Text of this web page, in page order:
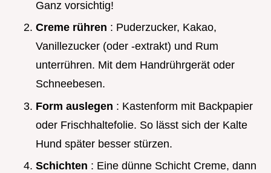
Ganz vorsichtig!
Creme rühren : Puderzucker, Kakao,
Vanillezucker (oder -extrakt) und Rum
unterrühren. Mit dem Handrührgerät oder
Schneebesen.
Form auslegen : Kastenform mit Backpapier
oder Frischhaltefolie. So lässt sich der Kalte
Hund später besser stürzen.
Schichten : Eine dünne Schicht Creme, dann